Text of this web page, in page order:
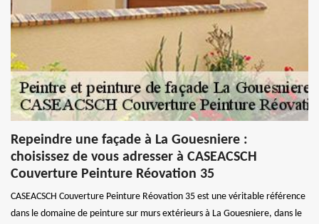
Repeindre une façade à La Gouesniere :
choisissez de vous adresser à CASEACSCH
Couverture Peinture Réovation 35
CASEACSCH Couverture Peinture Réovation 35 est une véritable référence
dans le domaine de peinture sur murs extérieurs à La Gouesniere, dans le